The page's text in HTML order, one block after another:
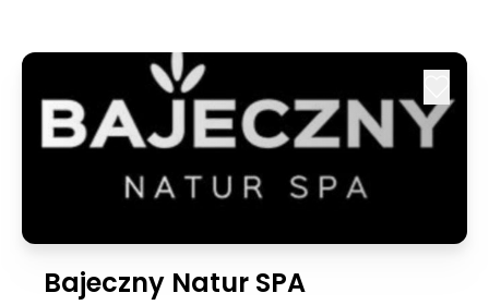
Bajeczny Natur SPA